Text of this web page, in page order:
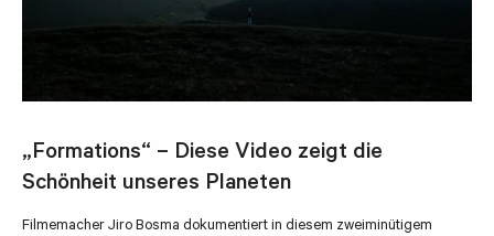
„Formations“ – Diese Video zeigt die
Schönheit unseres Planeten
Filmemacher Jiro Bosma dokumentiert in diesem zweiminütigem